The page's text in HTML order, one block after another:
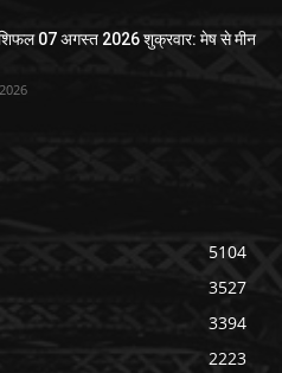
07 अगस्त 2026 शुक्रवार: मेष से मीन
5104
3527
3394
2223